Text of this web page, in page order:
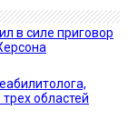
в силе приговор
областей